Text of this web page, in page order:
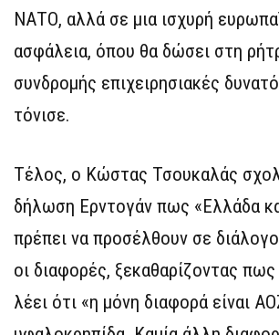
ΝΑΤΟ, αλλά σε μια ισχυρή
ασφάλεια, όπου θα δώσει στη
συνδρομής επιχειρησιακές
τόνισε.
Τέλος, ο Κώστας Τσουκαλάς
δήλωση Ερντογάν πως «Ελλάδα
πρέπει να προσέλθουν σε
οι διαφορές, ξεκαθαρίζοντας
λέει ότι «η μόνη διαφορά είναι